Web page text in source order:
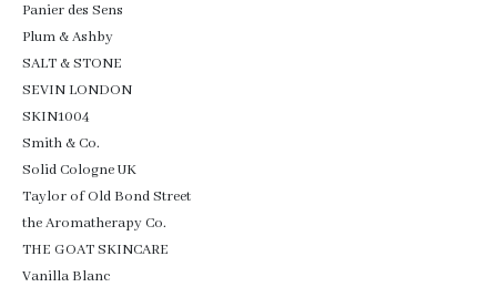
Panier des Sens
Plum & Ashby
SALT & STONE
SEVIN LONDON
SKIN1004
Smith & Co.
Solid Cologne UK
Taylor of Old Bond Street
the Aromatherapy Co.
THE GOAT SKINCARE
Vanilla Blanc